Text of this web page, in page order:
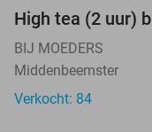
High tea (2 uur)
BIJ MOEDERS
Middenbeemster
Verkocht: 84